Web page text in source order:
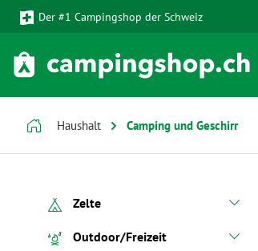
Hauptinhalt springen
Zur Suche springen
Zur Hauptnavigation springen
Der #1 Campingshop der Schweiz
Haushalt Camping und Geschirr
Zelte
Outdoor/Freizeit